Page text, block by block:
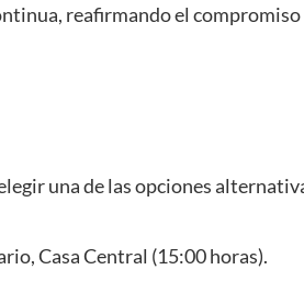
reafirmando el
una de las opciones
Casa Central (15:00 horas).